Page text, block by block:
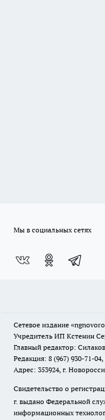
Мы в социальных сетях
Сетевое издание
Учредитель ИП Кстенин
Главный редактор:
Редакция: 8 (967) 930-71-
Адрес: 353924, г.
Свидетельство о
г. выдано Федеральной
информационных